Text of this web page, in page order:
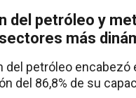
del petróleo y
más
del petróleo encabezó
del 86,8% de su